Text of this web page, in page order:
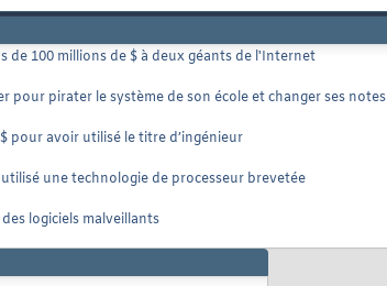
de 100 millions de $ à deux géants de l'Internet
pirater le système de son école et changer ses notes
pour avoir utilisé le titre d’ingénieur
une technologie de processeur brevetée
logiciels malveillants